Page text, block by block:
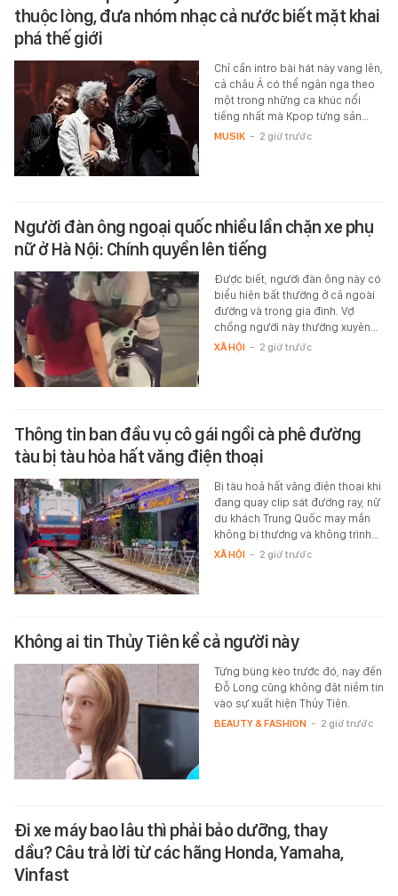
thuộc lòng, đưa nhóm nhạc cả nước biết mặt khai
phá thế giới
Chỉ cần intro bài hát này vang lên,
cả châu Á có thể ngân nga theo
một trong những ca khúc nổi
tiếng nhất mà Kpop từng sản…
MUSIK - 2 giờ trước
Người đàn ông ngoại quốc nhiều lần chặn xe phụ
nữ ở Hà Nội: Chính quyền lên tiếng
Được biết, người đàn ông này có
biểu hiện bất thường ở cả ngoài
đường và trong gia đình. Vợ
chồng người này thường xuyên…
XÃ HỘI - 2 giờ trước
Thông tin ban đầu vụ cô gái ngồi cà phê đường
tàu bị tàu hỏa hất văng điện thoại
Bị tàu hoả hất văng điện thoại khi
đang quay clip sát đường ray, nữ
du khách Trung Quốc may mắn
không bị thương và không trình…
XÃ HỘI - 2 giờ trước
Không ai tin Thủy Tiên kể cả người này
Từng bùng kèo trước đó, nay đến
Đỗ Long cũng không đặt niềm tin
vào sự xuất hiện Thủy Tiên.
BEAUTY & FASHION - 2 giờ trước
Đi xe máy bao lâu thì phải bảo dưỡng, thay
dầu? Câu trả lời từ các hãng Honda, Yamaha,
Vinfast